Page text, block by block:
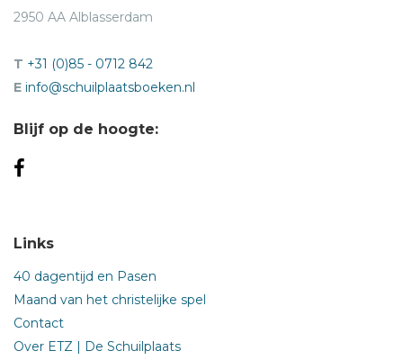
2950 AA Alblasserdam
T +31 (0)85 - 0712 842
E info@schuilplaatsboeken.nl
Blijf op de hoogte:
Links
40 dagentijd en Pasen
Maand van het christelijke spel
Contact
Over ETZ | De Schuilplaats